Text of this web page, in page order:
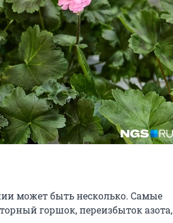
может быть несколько. Самые
горшок, переизбыток азота,